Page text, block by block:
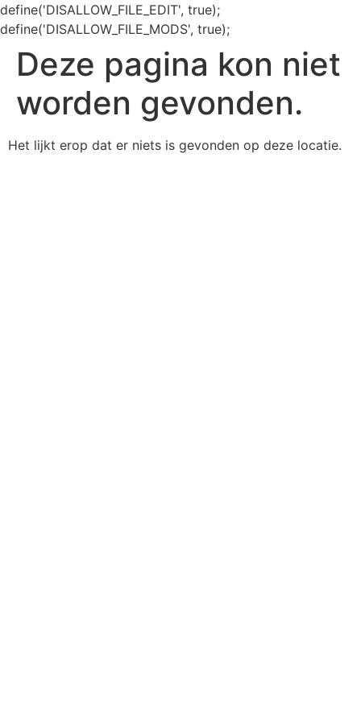
define('DISALLOW_FILE_EDIT', true);
define('DISALLOW_FILE_MODS', true);
Deze pagina kon niet
worden gevonden.
Het lijkt erop dat er niets is gevonden op deze locatie.